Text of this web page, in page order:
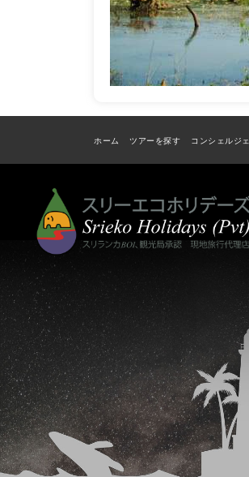
ホーム ツアーを探す コンシェルジェ